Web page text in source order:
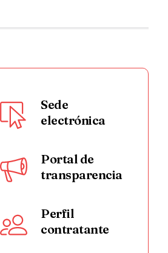
Sede
electrónica
Portal de
transparencia
Perfil
contratante